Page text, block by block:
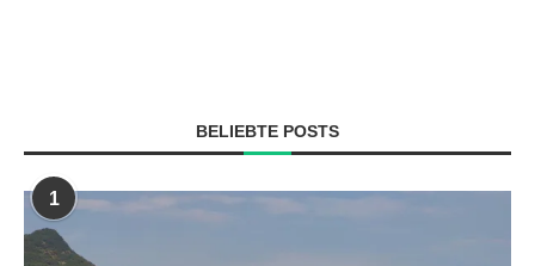
BELIEBTE POSTS
1